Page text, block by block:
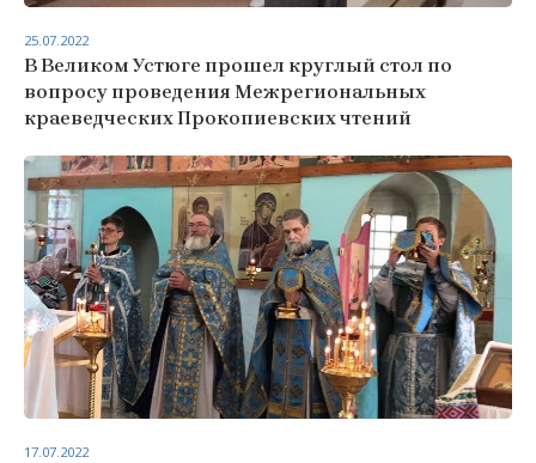
В Великом Устюге прошел круглый стол по
вопросу проведения Межрегиональных
краеведческих Прокопиевских чтений
25.07.2022
17.07.2022